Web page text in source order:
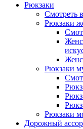
Рюкзаки
Смотреть
Рюкзаки
Рюкзаки
Рюкзаки
Дорожный